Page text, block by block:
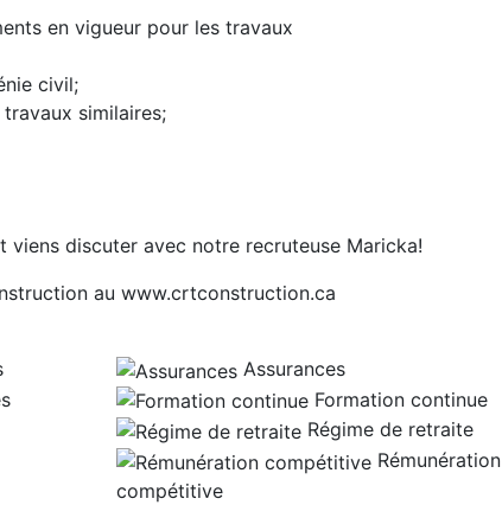
en vigueur pour les travaux
civil;
travaux similaires;
viens discuter avec notre recruteuse Maricka!
au www.crtconstruction.ca
Assurances
Formation continue
Régime de retraite
Rémunération
compétitive